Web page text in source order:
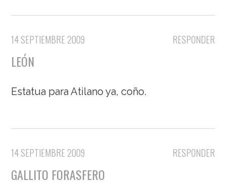
RESPONDER
14 SEPTIEMBRE 2009
LEÓN
Estatua para Atilano ya, coño.
RESPONDER
14 SEPTIEMBRE 2009
GALLITO FORASFERO